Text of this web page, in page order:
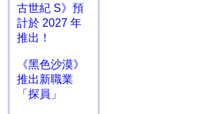
古世紀 S》預
計於 2027 年
推出！
《黑色沙漠》
推出新職業
「探員」